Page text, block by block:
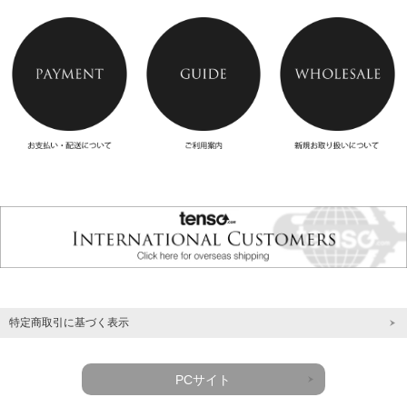
特定商取引に基づく表示
PCサイト